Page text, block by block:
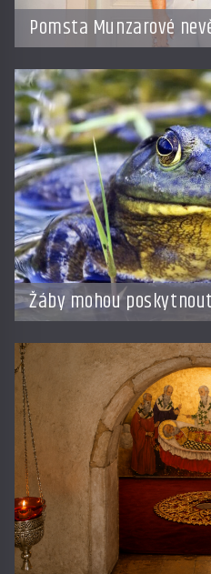
Pomsta Munzarové
Žáby mohou
smrtelné otravě